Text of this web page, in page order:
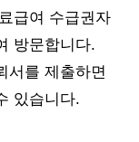
급여 수급권자
방문합니다.
서를 제출하면
있습니다.